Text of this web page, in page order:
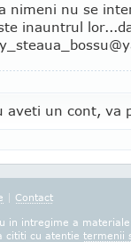
nimeni nu se
inauntrul
aveti un cont, va
| Contact
in intregime a
cititi cu atentie termenii